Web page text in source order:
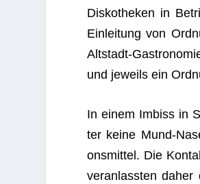
Dis­ko­the­ken in
Ein­lei­tung von
Alt­stadt-
und jeweils ein
In einem Imbiss in
ter keine Mund-
ons­mit­tel. Die
ver­an­lass­ten daher